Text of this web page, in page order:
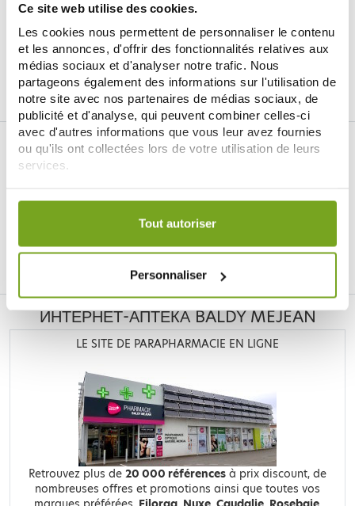
Ce site web utilise des cookies.
Les cookies nous permettent de personnaliser le contenu
et les annonces, d'offrir des fonctionnalités relatives aux
médias sociaux et d'analyser notre trafic. Nous
partageons également des informations sur l'utilisation de
notre site avec nos partenaires de médias sociaux, de
publicité et d'analyse, qui peuvent combiner celles-ci
avec d'autres informations que vous leur avez fournies
ou qu'ils ont collectées lors de votre utilisation de leurs
services.
Votre choix de consentement est conservé pendant une
Tout autoriser
Personnaliser
10,70 €
СООБЩИТЕ МНЕ СООБЩИТЕ МНЕ
Je souhaite m'inscrire à la newsletter
ИНТЕРНЕТ-АПТЕКА BALDY MÉJEAN
LE SITE DE PARAPHARMACIE EN LIGNE
Retrouvez plus de 20 000 références à prix discount, de
nombreuses offres et promotions ainsi que toutes vos